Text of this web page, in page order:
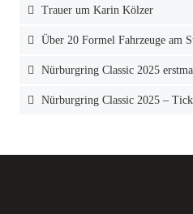
Trauer um Karin Kölzer
Über 20 Formel Fahrzeuge am
Nürburgring Classic 2025
Nürburgring Classic 2025 –